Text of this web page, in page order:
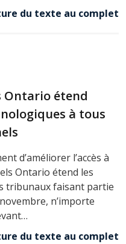
du texte au complet
Ontario étend
à tous
d’améliorer l’accès à
Ontario étend les
tribunaux faisant partie
n’importe
du texte au complet